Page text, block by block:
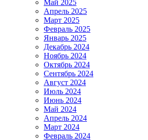
Май 2025
Апрель 2025
Март 2025
Февраль 2025
Январь 2025
Декабрь 2024
Ноябрь 2024
Октябрь 2024
Сентябрь 2024
Август 2024
Июль 2024
Июнь 2024
Май 2024
Апрель 2024
Март 2024
Февраль 2024